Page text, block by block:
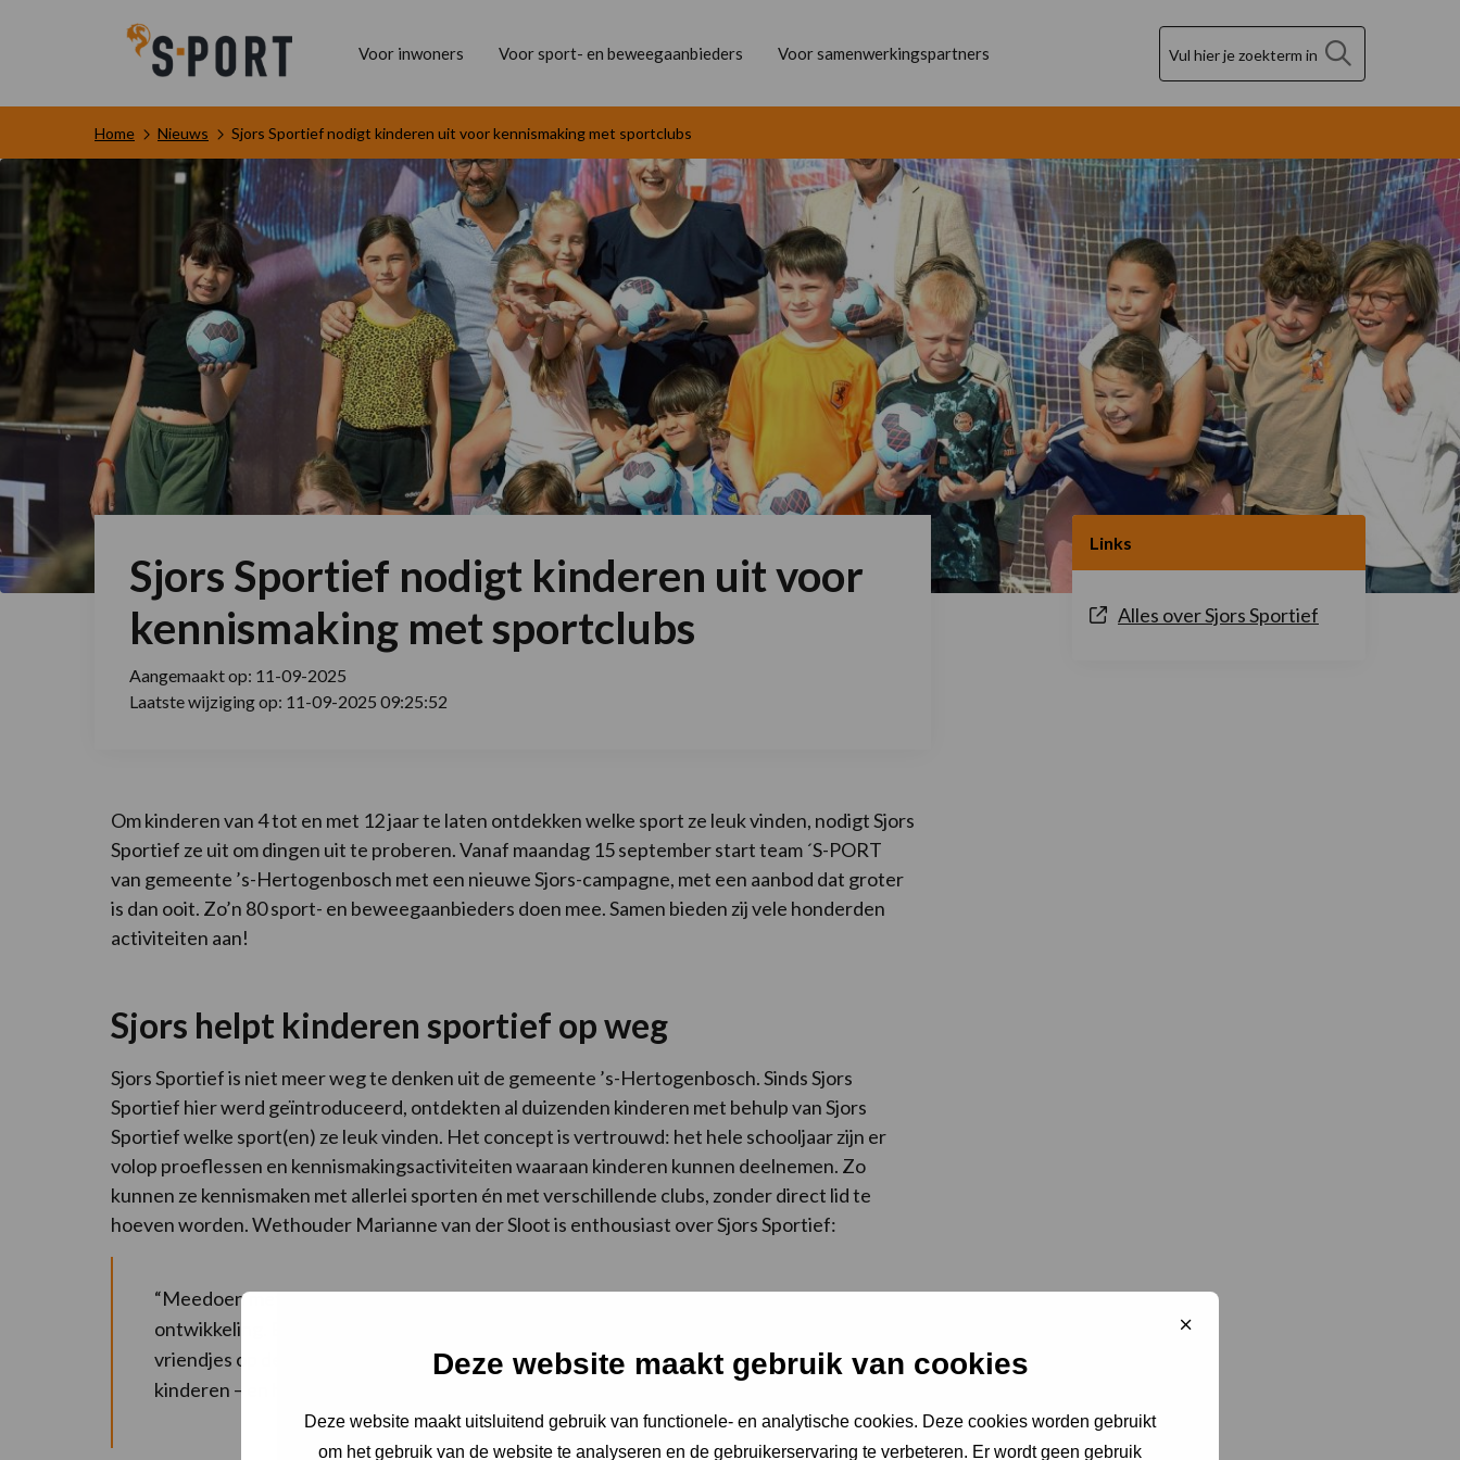
Deze website maakt gebruik van cookies
Deze website maakt uitsluitend gebruik van functionele- en analytische cookies. Deze cookies worden gebruikt
om het gebruik van de website te analyseren en de gebruikerservaring te verbeteren. Er wordt geen gebruik
Sluit
Voor inwoners Voor sport- en beweegaanbieders Voor samenwerkingspartners
Home Nieuws Sjors Sportief nodigt kinderen uit voor kennismaking met sportclubs
Sjors Sportief nodigt kinderen uit voor
kennismaking met sportclubs
Aangemaakt op: 11-09-2025
Laatste wijziging op: 11-09-2025 09:25:52
Links
Alles over Sjors Sportief
Om kinderen van 4 tot en met 12 jaar te laten ontdekken welke sport ze leuk vinden, nodigt Sjors
Sportief ze uit om dingen uit te proberen. Vanaf maandag 15 september start team ´S-PORT
van gemeente ’s-Hertogenbosch met een nieuwe Sjors-campagne, met een aanbod dat groter
is dan ooit. Zo’n 80 sport- en beweegaanbieders doen mee. Samen bieden zij vele honderden
activiteiten aan!
Sjors helpt kinderen sportief op weg
Sjors Sportief is niet meer weg te denken uit de gemeente ’s-Hertogenbosch. Sinds Sjors
Sportief hier werd geïntroduceerd, ontdekten al duizenden kinderen met behulp van Sjors
Sportief welke sport(en) ze leuk vinden. Het concept is vertrouwd: het hele schooljaar zijn er
volop proeflessen en kennismakingsactiviteiten waaraan kinderen kunnen deelnemen. Zo
kunnen ze kennismaken met allerlei sporten én met verschillende clubs, zonder direct lid te
hoeven worden. Wethouder Marianne van der Sloot is enthousiast over Sjors Sportief:
“Meedoen met sport is zó waardevol voor kinderen. Het is belangrijk voor hun
ontwikkeling. Bewegen is gezond en het brengt ook vooral veel plezier. Ze maken
vriendjes op de club, vaak worden het vriendschappen voor het leven. Ik nodig alle
kinderen – en hun ouders – dan ook van harte uit om gebruik te maken van Sjors Sportief.”